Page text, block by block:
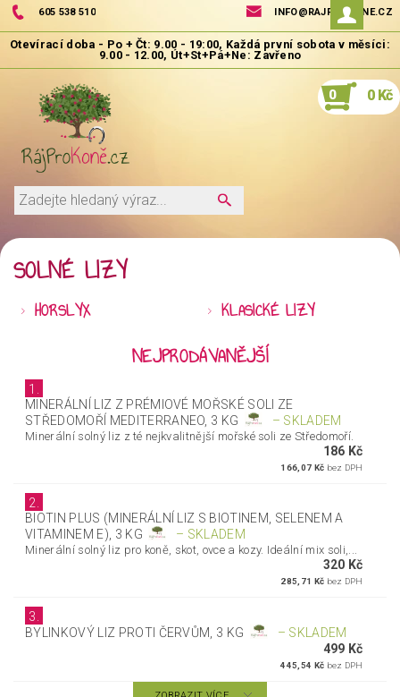
605 538 510 INFO@RAJPROKONE.CZ
0 0 Kč
SOLNÉ LIZY
HORSLYX KLASICKÉ LIZY
NEJPRODÁVANĚJŠÍ
1.
MINERÁLNÍ LIZ Z PRÉMIOVÉ MOŘSKÉ SOLI ZE
STŘEDOMOŘÍ MEDITERRANEO, 3 KG
– SKLADEM
Minerální solný liz z té nejkvalitnější mořské soli ze Středomoří.
186 Kč
166,07 Kč bez DPH
2.
BIOTIN PLUS (MINERÁLNÍ LIZ S BIOTINEM, SELENEM A
VITAMINEM E), 3 KG
– SKLADEM
Minerální solný liz pro koně, skot, ovce a kozy. Ideální mix soli,...
320 Kč
285,71 Kč bez DPH
3.
BYLINKOVÝ LIZ PROTI ČERVŮM, 3 KG
– SKLADEM
499 Kč
445,54 Kč bez DPH